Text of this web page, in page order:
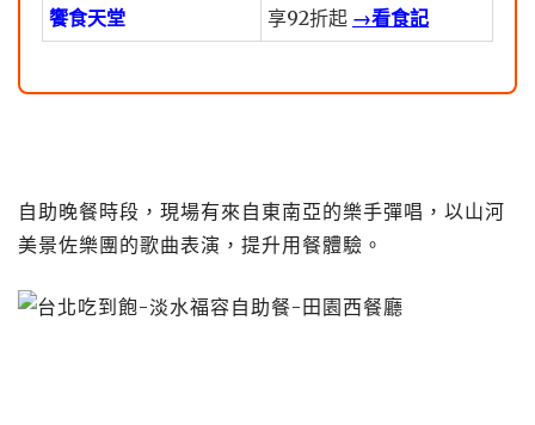
饗食天堂 享92折起 →看食記
自助晚餐時段，現場有來自東南亞的樂手彈唱，以山河
美景佐樂團的歌曲表演，提升用餐體驗。